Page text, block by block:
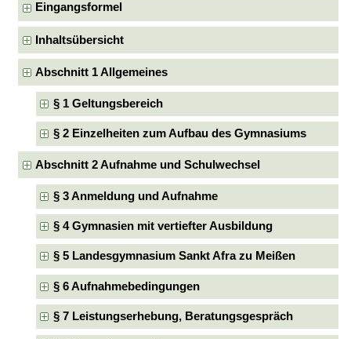
Eingangsformel
Inhaltsübersicht
Abschnitt 1 Allgemeines
§ 1 Geltungsbereich
§ 2 Einzelheiten zum Aufbau des Gymnasiums
Abschnitt 2 Aufnahme und Schulwechsel
§ 3 Anmeldung und Aufnahme
§ 4 Gymnasien mit vertiefter Ausbildung
§ 5 Landesgymnasium Sankt Afra zu Meißen
§ 6 Aufnahmebedingungen
§ 7 Leistungserhebung, Beratungsgespräch